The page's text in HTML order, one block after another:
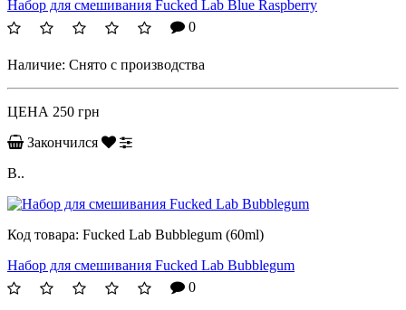
Набор для смешивания Fucked Lab Blue Raspberry
0
Наличие: Снято с производства
ЦЕНА 250 грн
Закончился
B..
Код товара: Fucked Lab Bubblegum (60ml)
Набор для смешивания Fucked Lab Bubblegum
0